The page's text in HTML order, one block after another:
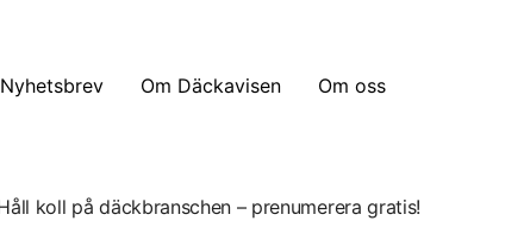
Nyhetsbrev Om Däckavisen
Om oss
koll på däckbranschen – prenumerera gratis!